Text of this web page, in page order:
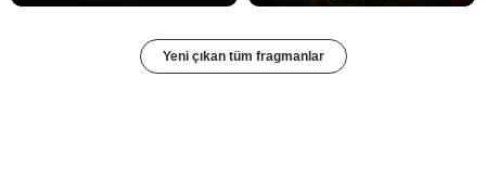
Yeni çıkan tüm fragmanlar